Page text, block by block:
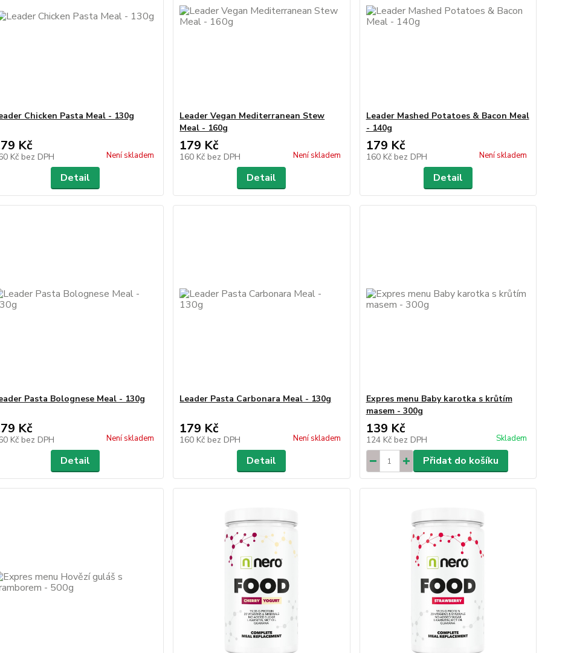
Chicken Pasta Meal - 130g
Kč
Kč bez DPH Není skladem
Detail
Leader Vegan Mediterranean Stew
Meal - 160g
179 Kč
160 Kč bez DPH Není skladem
Detail
Leader Mashed Potatoes & Bacon Meal
- 140g
179 Kč
160 Kč bez DPH Není skladem
Detail
Pasta Bolognese Meal - 130g
Kč
Kč bez DPH Není skladem
Detail
Leader Pasta Carbonara Meal - 130g
179 Kč
160 Kč bez DPH Není skladem
Detail
Expres menu Baby karotka s krůtím
masem - 300g
139 Kč
124 Kč bez DPH Skladem
Přidat do košíku